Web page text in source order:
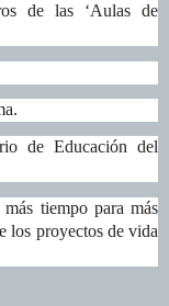
de las ‘Aulas de
de Educación del
más tiempo para más
los proyectos de vida